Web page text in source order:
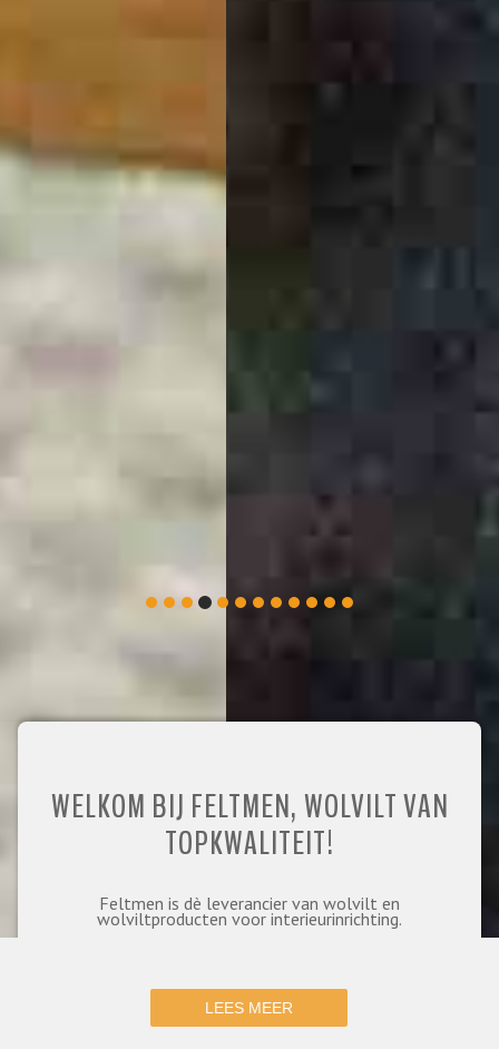
LEES MEER
WELKOM BIJ FELTMEN, WOLVILT VAN
TOPKWALITEIT!
Feltmen is dè leverancier van wolvilt en
wolviltproducten voor interieurinrichting.